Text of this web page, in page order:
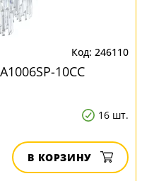
246110
10CC
16 шт.
В КОРЗИНУ